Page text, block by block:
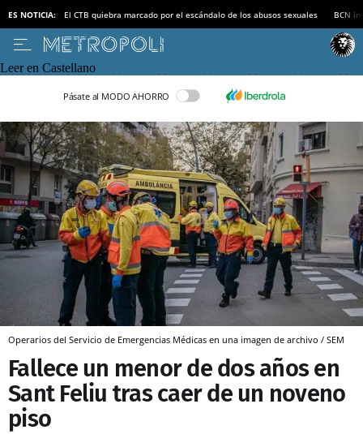
ES NOTICIA: El CTB quiebra marcado por el escándalo de los abusos sexuales BCN
Leer en Castellano
Pásate al MODO AHORRO
Operarios del Servicio de Emergencias Médicas en una imagen de archivo / SEM
Fallece un menor de dos años en
Sant Feliu tras caer de un noveno
piso